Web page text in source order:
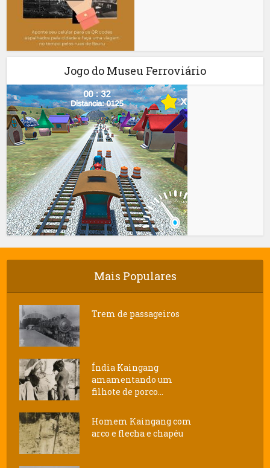
Jogo do Museu Ferroviário
Mais Populares
Trem de passageiros
Índia Kaingang
amamentando um
filhote de porco...
Homem Kaingang com
arco e flecha e chapéu